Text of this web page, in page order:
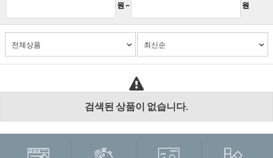
원 ~ 원
검색된 상품이 없습니다.